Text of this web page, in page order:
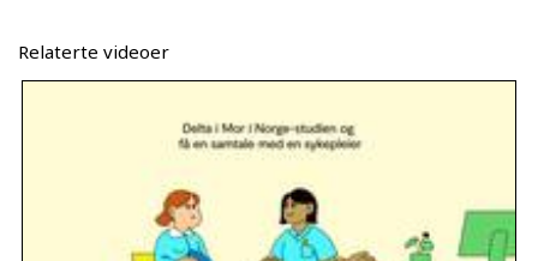
Relaterte videoer